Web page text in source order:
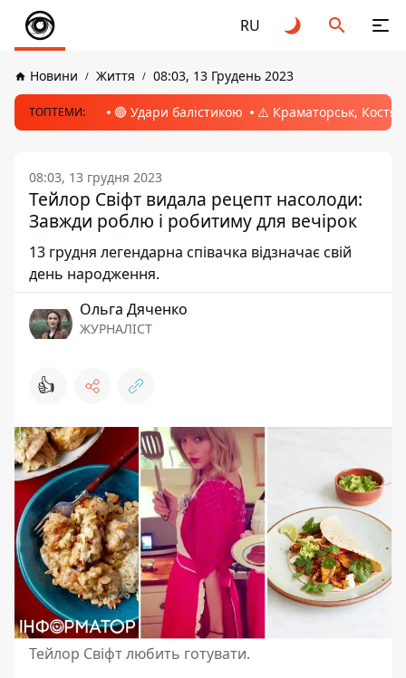
RU
Новини Життя 08:03, 13 Грудень 2023
ТОПТЕМИ: 🔴 Удари балістикою ⚠️ Краматорськ,
08:03, 13 грудня 2023
Тейлор Свіфт видала рецепт насолоди:
Завжди роблю і робитиму для вечірок
13 грудня легендарна співачка відзначає свій
день народження.
Ольга Дяченко
ЖУРНАЛІСТ
👍
Тейлор Свіфт любить готувати.